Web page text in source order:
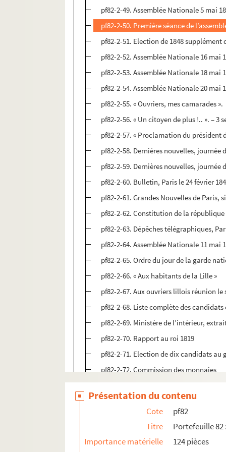
pf82-2-49. Assemblée Nationale 5 mai
pf82-2-50. Première séance de
pf82-2-51. Election de 1848 supplément
pf82-2-52. Assemblée Nationale 16 mai
pf82-2-53. Assemblée Nationale 18 mai
pf82-2-54. Assemblée Nationale 20 mai
pf82-2-55. « Ouvriers, mes camarades ».
pf82-2-56. « Un citoyen de plus !.. ». – 3
pf82-2-57. « Proclamation du
pf82-2-58. Dernières nouvelles, journée
pf82-2-59. Dernières nouvelles, journée
pf82-2-60. Bulletin, Paris le 24 février
pf82-2-61. Grandes Nouvelles de Paris,
pf82-2-62. Constitution de la république
pf82-2-63. Dépêches télégraphiques,
pf82-2-64. Assemblée Nationale 11 mai
pf82-2-65. Ordre du jour de la garde
pf82-2-66. « Aux habitants de la Lille »
pf82-2-67. Aux ouvriers lillois réunion le
pf82-2-68. Liste complète des
pf82-2-69. Ministère de l’intérieur,
pf82-2-70. Rapport au roi 1819
pf82-2-71. Election de dix candidats
pf82-2-72. Commission des monnaies
pf82-2-73. Préfecture du Nord
pf82-2-74. « Nous, Maire de la ville de
pf82-2-75. Au nom du peuple français,
pf82-2-76. Au nom du peuple français
pf82-2-77. Réponse à Anthony Thouret.
Présentation du contenu
Cote
pf82
Titre
Portefeuille
Importance matérielle
124 pièces